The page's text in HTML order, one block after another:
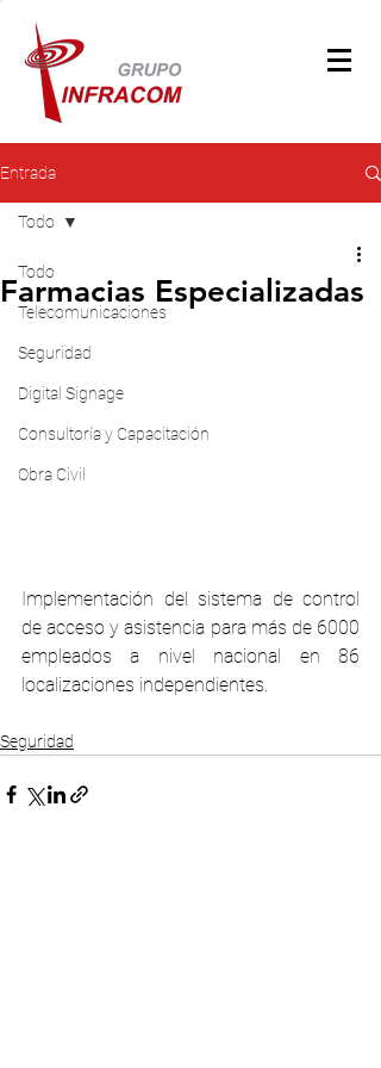
Entrada
Todo
Telecomunicaciones
Seguridad
Digital Signage
Consultoría y Capacitación
Obra Civil
Todo
Farmacias Especializadas
Implementación del sistema de control
de acceso y asistencia para más de 6000
empleados a nivel nacional en 86
localizaciones independientes.
Seguridad